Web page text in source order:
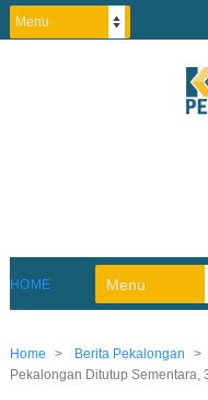
HOME
Home > Berita Pekalongan >
Pekalongan Ditutup Sementara,